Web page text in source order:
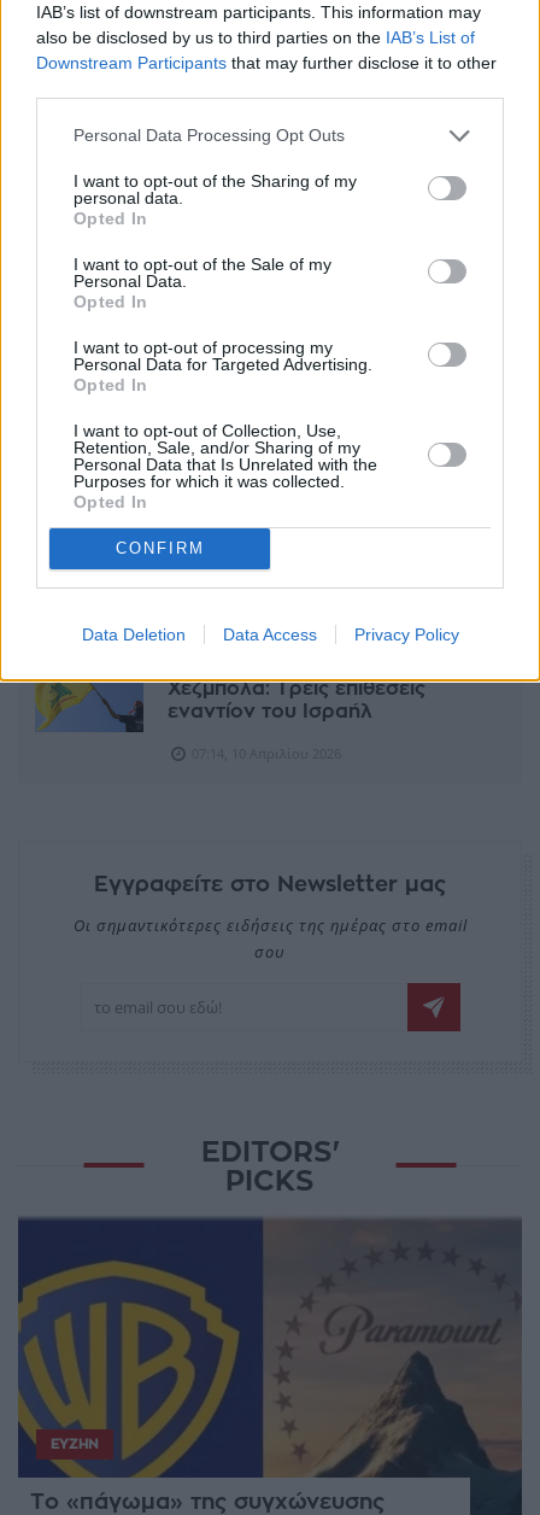
IAB’s list of downstream participants. This information may
also be disclosed by us to third parties on the IAB’s List of
Downstream Participants that may further disclose it to other
Personal Data Processing Opt Outs
I want to opt-out of the Sharing of my
personal data.
Opted In
I want to opt-out of the Sale of my
Personal Data.
Opted In
I want to opt-out of processing my
Personal Data for Targeted Advertising.
Opted In
I want to opt-out of Collection, Use,
Retention, Sale, and/or Sharing of my
Personal Data that Is Unrelated with the
Purposes for which it was collected.
Opted In
CONFIRM
Data Deletion Data Access Privacy Policy
Ετικέτες Τραμπ Πλοίο Στενά Ορμούζ
Ακολουθήστε το Sofokleousin.gr στο
Google News
και μάθετε πρώτοι όλες τις ειδήσεις
ΣΧΕΤΙΚΆ ΆΡΘΡΑ
Χεζμπολά: Τρεις επιθέσεις
εναντίον του Ισραήλ
Εγγραφείτε στο Newsletter μας
Οι σημαντικότερες ειδήσεις της ημέρας στο email
σου
EDITORS'
PICKS
ΕΥΖΗΝ
Το «πάγωμα» της συγχώνευσης